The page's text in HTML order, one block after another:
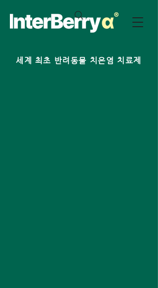
​세계 최초 반려동물 치은염 치료제